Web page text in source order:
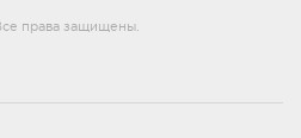
права защищены.